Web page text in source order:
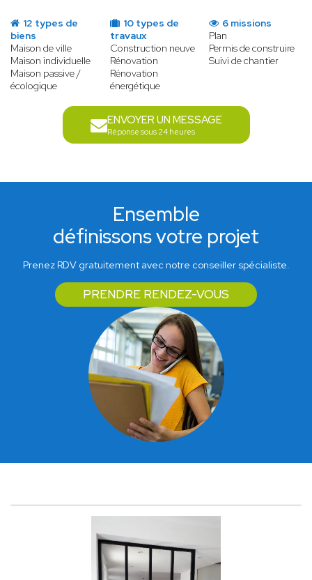
12 types de
biens
Maison de ville
Maison individuelle
Maison passive /
écologique
10 types de
travaux
Construction neuve
Rénovation
Rénovation
énergétique
6 missions
Plan
Permis de construire
Suivi de chantier
ENVOYER UN MESSAGE
Réponse sous 24 heures
Ensemble
définissons votre projet
Prenez RDV gratuitement avec notre conseiller spécialiste.
PRENDRE RENDEZ-VOUS